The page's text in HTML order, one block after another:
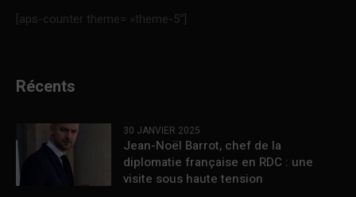
[aps-counter theme= »theme-5″]
Récents
30 JANVIER 2025
Jean-Noël Barrot, chef de la
diplomatie française en RDC : une
visite sous haute tension